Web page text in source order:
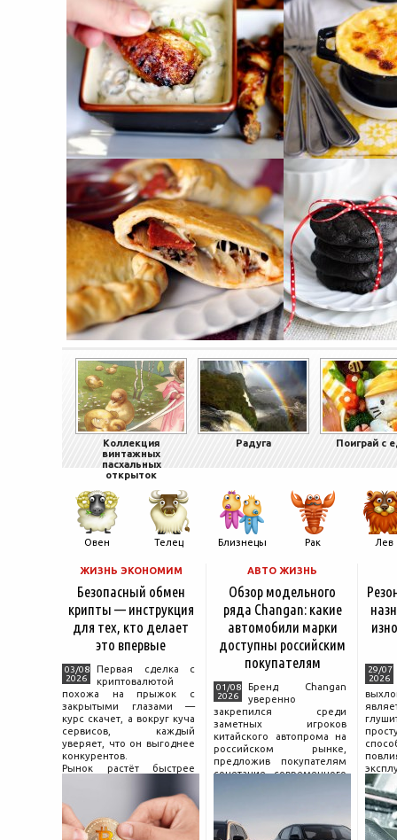
Коллекция
винтажных
пасхальных
открыток
Радуга Поиграй с
Овен Телец Близнецы Рак Лев
ЖИЗНЬ ЭКОНОМИМ
Безопасный обмен
крипты — инструкция
для тех, кто делает
это впервые
03/08
2026
Первая сделка с
криптовалютой
похожа на прыжок с
закрытыми глазами —
курс скачет, а вокруг куча
сервисов, каждый
уверяет, что он выгоднее
конкурентов.
Рынок растёт быстрее
поведения на нём.
Петербургские
криптообменники,
московские
АВТО ЖИЗНЬ
Обзор модельного
ряда Changan: какие
автомобили марки
доступны российским
покупателям
01/08
2026
Бренд Changan
уверенно
закрепился среди
заметных игроков
китайского автопрома на
российском рынке,
предложив покупателям
сочетание современного
насчитывает несколько
десятилетий
29/07
2026
и